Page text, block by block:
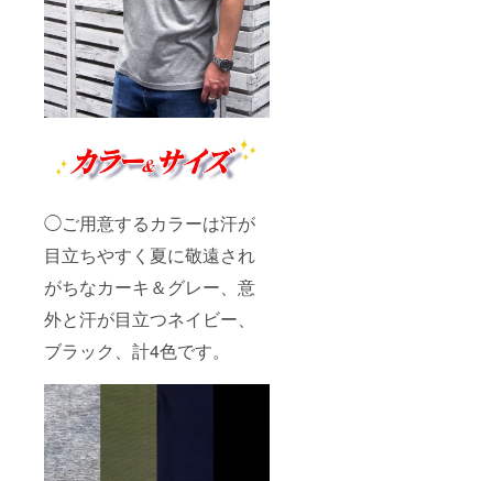
◯ご用意するカラーは汗が
目立ちやすく夏に敬遠され
がちなカーキ＆グレー、意
外と汗が目立つネイビー、
ブラック、計4色です。